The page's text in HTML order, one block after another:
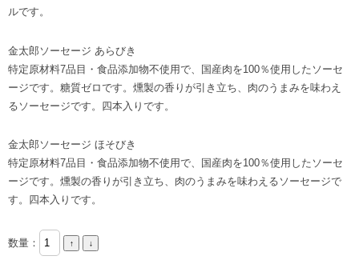
ルです。
金太郎ソーセージ あらびき
特定原材料7品目・食品添加物不使用で、国産肉を100％使用したソーセ
ージです。糖質ゼロです。燻製の香りが引き立ち、肉のうまみを味わえ
るソーセージです。四本入りです。
金太郎ソーセージ ほそびき
特定原材料7品目・食品添加物不使用で、国産肉を100％使用したソーセ
ージです。燻製の香りが引き立ち、肉のうまみを味わえるソーセージで
す。四本入りです。
数量：